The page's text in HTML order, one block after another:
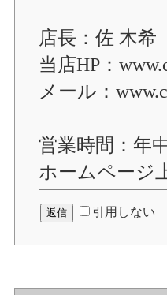
店長：佐 木希
当店HP：
メール：
営業時間：年
ホームページ
引用しない